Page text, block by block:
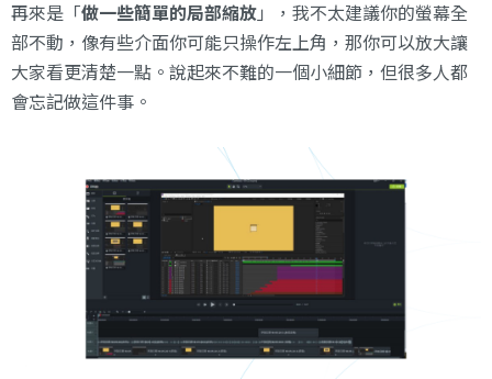
再來是「做一些簡單的局部縮放」，我不太建議你的螢幕全
部不動，像有些介面你可能只操作左上角，那你可以放大讓
大家看更清楚一點。說起來不難的一個小細節，但很多人都
會忘記做這件事。